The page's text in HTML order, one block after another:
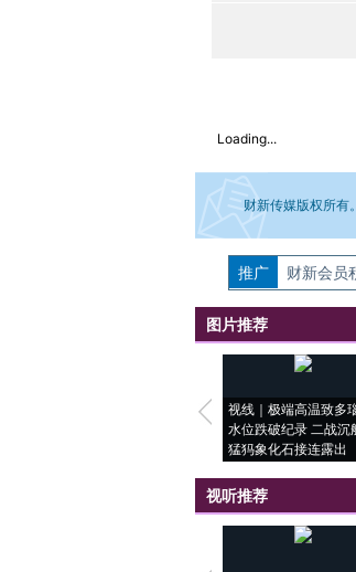
Loading...
财新传媒版权所有。
如需刊登转载请点
推广 财新会员
图片推荐
视线｜极端高温致多
水位跌破纪录 二战沉
猛犸象化石接连露出
视听推荐